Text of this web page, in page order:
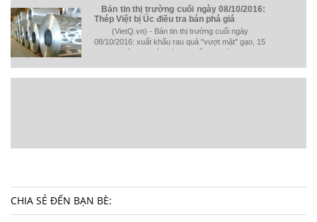
Bản tin thị trường cuối ngày 08/10/2016:
Thép Việt bị Úc điều tra bán phá giá
(VietQ.vn) - Bản tin thị trường cuối ngày
08/10/2016: xuất khẩu rau quả "vượt mặt" gạo, 15
đại gia nông nghiệp ký cam kết cung ứng TPAT,
CHIA SẺ ĐẾN BẠN BÈ: